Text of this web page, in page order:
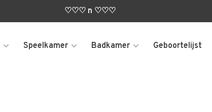
♡♡♡ n ♡♡♡
Speelkamer Badkamer Geboortelijst